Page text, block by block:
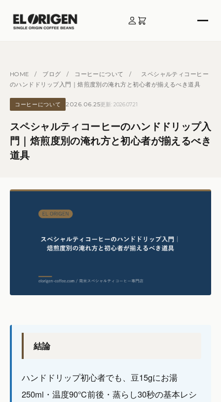
HOME / ブログ / コーヒーについて /
スペシャルティコーヒー
のハンドドリップ入門｜焙煎度別の淹れ方と初心者が揃えるべき道具
コーヒーについて 2026.06.25更新: 2026.07.21
スペシャルティコーヒーのハンドドリップ入
門｜焙煎度別の淹れ方と初心者が揃えるべき
道具
結論
ハンドドリップ初心者でも、豆15gにお湯
250ml・温度90℃前後・蒸らし30秒の基本レシ